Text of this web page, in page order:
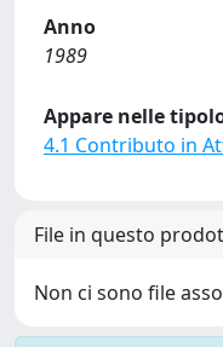
Anno
1989
Appare nelle
4.1 Contributo in
File in questo
Non ci sono file